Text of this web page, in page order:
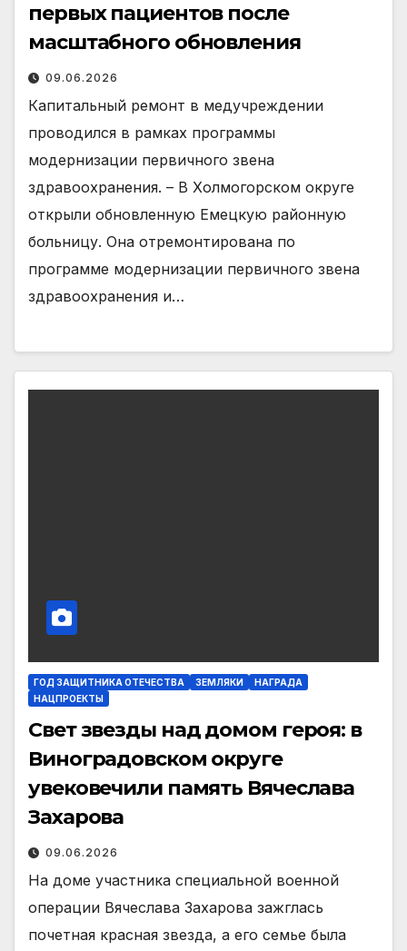
первых пациентов после
масштабного обновления
09.06.2026
Капитальный ремонт в медучреждении
проводился в рамках программы
модернизации первичного звена
здравоохранения. – В Холмогорском округе
открыли обновленную Емецкую районную
больницу. Она отремонтирована по
программе модернизации первичного звена
здравоохранения и…
ГОД ЗАЩИТНИКА ОТЕЧЕСТВА ЗЕМЛЯКИ
НАГРАДА
НАЦПРОЕКТЫ
Свет звезды над домом героя: в
Виноградовском округе
увековечили память Вячеслава
Захарова
09.06.2026
На доме участника спе­циальной военной
опера­ции Вячеслава Захарова зажглась
почетная крас­ная звезда, а его семье была